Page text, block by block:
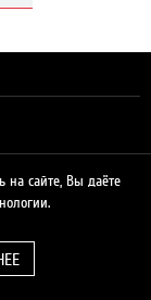
на сайте, Вы даёте